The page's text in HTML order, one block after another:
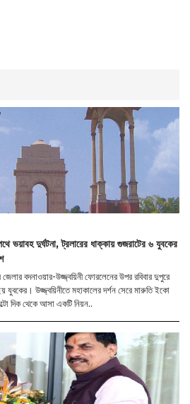
ভয়াবহ দুর্ঘটনা, ট্রলারের ধাক্কায় গুজরাটের ৬ যুবকের
বদনাওয়ার-উজ্জ্বয়িনী ফোরলেনের উপর রবিবার দুপুরে
যুবকের। উজ্জ্বয়িনীতে মহাকালের দর্শন সেরে মারুতি ইকো
দিক থেকে আসা একটি নিয়ন..